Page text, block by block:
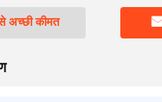
अच्छी कीमत